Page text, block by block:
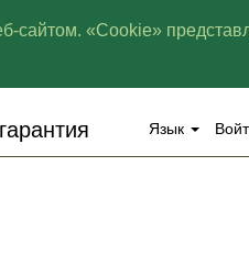
сайтом. «Cookie»
Язык